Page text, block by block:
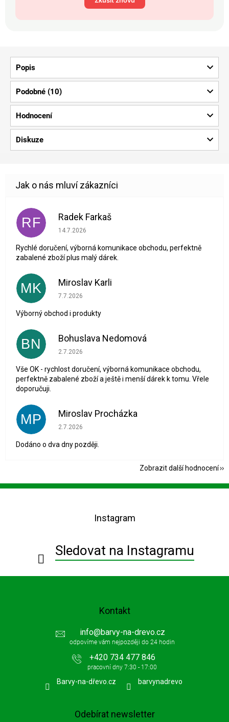
Popis
Podobné (10)
Hodnocení
Diskuze
RF Radek Farkaš
Hodnocení obchodu je 5 z 5 hvězdiček.
14.7.2026
Rychlé doručení, výborná komunikace obchodu, perfektně
zabalené zboží plus malý dárek.
MK Miroslav Karli
Hodnocení obchodu je 5 z 5 hvězdiček.
7.7.2026
Výborný obchod i produkty
BN Bohuslava Nedomová
Hodnocení obchodu je 5 z 5 hvězdiček.
2.7.2026
Vše OK - rychlost doručení, výborná komunikace obchodu,
perfektně zabalené zboží a ještě i menší dárek k tomu. Vřele
doporučuji.
MP Miroslav Procházka
Hodnocení obchodu je 1 z 5 hvězdiček.
2.7.2026
Dodáno o dva dny později.
Zobrazit další hodnocení
Z
Instagram
Sledovat na Instagramu
Kontakt
info@barvy-na-drevo.cz
+420 734 477 846
Barvy-na-dřevo.cz barvynadrevo
Odebírat newsletter